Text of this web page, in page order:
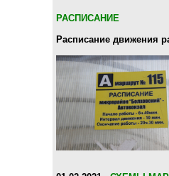
РАСПИСАНИЕ
Расписание движения